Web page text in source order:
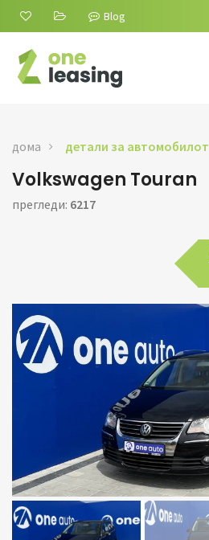
Blog
дома детали за автомобилот
Volkswagen Touran
прегледи: 6217